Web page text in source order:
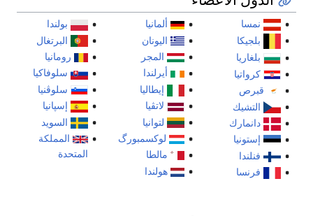
نمسا
بلجيكا
بلغاريا
كرواتيا
قبرص
التشيك
دانمارك
إستونيا
فنلندا
فرنسا
ألمانيا
اليونان
المجر
أيرلندا
إيطاليا
لاتڤيا
لتوانيا
لوكسمبورگ
مالطا
هولندا
بولندا
البرتغال
رومانيا
سلوفاكيا
سلوڤنيا
إسپانيا
السويد
المملكة
المتحدة